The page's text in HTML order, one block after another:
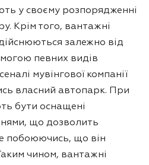
у своєму розпорядженні
Крім того, вантажні
залежно від
певних видів
мувінгової компанії
власний автопарк. При
бути оснащені
що дозволить
побоюючись, що він
чином, вантажні